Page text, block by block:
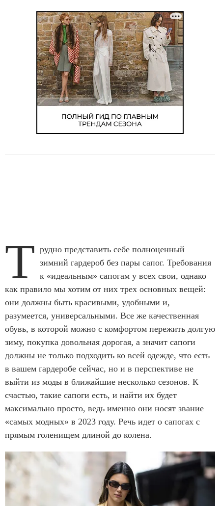
Т рудно представить себе полноценный
зимний гардероб без пары сапог. Требования
к «идеальным» сапогам у всех свои, однако
как правило мы хотим от них трех основных вещей:
они должны быть красивыми, удобными и,
разумеется, универсальными. Все же качественная
обувь, в которой можно с комфортом пережить долгую
зиму, покупка довольная дорогая, а значит сапоги
должны не только подходить ко всей одежде, что есть
в вашем гардеробе сейчас, но и в перспективе не
выйти из моды в ближайшие несколько сезонов. К
счастью, такие сапоги есть, и найти их будет
максимально просто, ведь именно они носят звание
«самых модных» в 2023 году. Речь идет о сапогах с
прямым голенищем длиной до колена.